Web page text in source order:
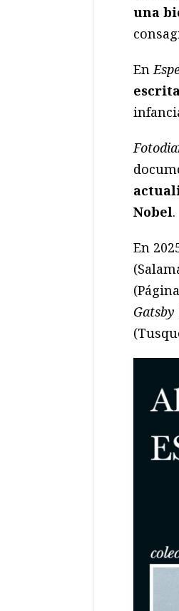
una
En
Nobel.
En
Gatsby